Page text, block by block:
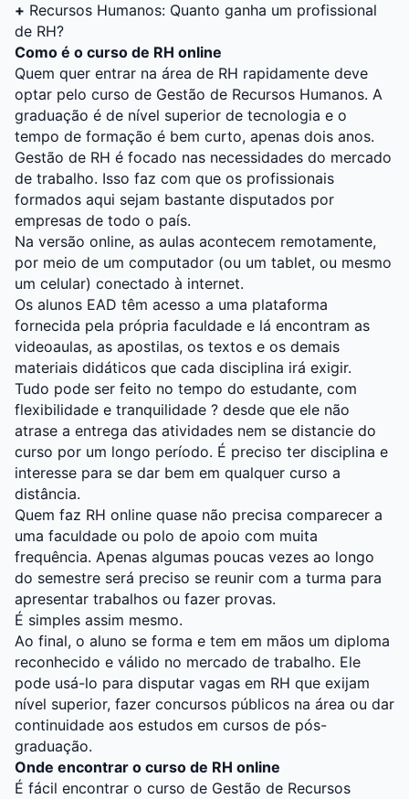
+ Recursos Humanos: Quanto ganha um profissional
de RH?
Como é o curso de RH online
Quem quer entrar na área de RH rapidamente deve
optar pelo curso de Gestão de Recursos Humanos. A
graduação é de nível superior de tecnologia e o
tempo de formação é bem curto, apenas dois anos.
Gestão de RH é focado nas necessidades do mercado
de trabalho. Isso faz com que os profissionais
formados aqui sejam bastante disputados por
empresas de todo o país.
Na versão online, as aulas acontecem remotamente,
por meio de um computador (ou um tablet, ou mesmo
um celular) conectado à internet.
Os alunos EAD têm acesso a uma plataforma
fornecida pela própria faculdade e lá encontram as
videoaulas, as apostilas, os textos e os demais
materiais didáticos que cada disciplina irá exigir.
Tudo pode ser feito no tempo do estudante, com
flexibilidade e tranquilidade ? desde que ele não
atrase a entrega das atividades nem se distancie do
curso por um longo período. É preciso ter disciplina e
interesse para se dar bem em qualquer curso a
distância.
Quem faz RH online quase não precisa comparecer a
uma faculdade ou polo de apoio com muita
frequência. Apenas algumas poucas vezes ao longo
do semestre será preciso se reunir com a turma para
apresentar trabalhos ou fazer provas.
É simples assim mesmo.
Ao final, o aluno se forma e tem em mãos um diploma
reconhecido e válido no mercado de trabalho. Ele
pode usá-lo para disputar vagas em RH que exijam
nível superior, fazer concursos públicos na área ou dar
continuidade aos estudos em cursos de pós-
graduação.
Onde encontrar o curso de RH online
É fácil encontrar o curso de Gestão de Recursos